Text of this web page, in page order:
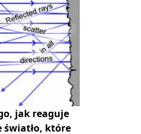
jak reaguje
światło, które